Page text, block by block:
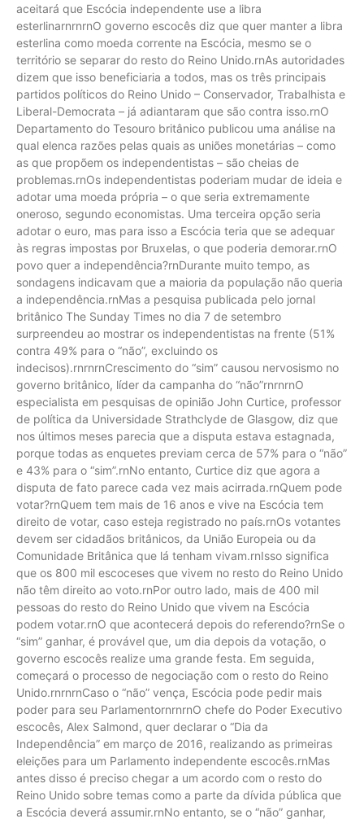
aceitará que Escócia independente use a libra
esterlinarnrnrnO governo escocês diz que quer manter a libra
esterlina como moeda corrente na Escócia, mesmo se o
território se separar do resto do Reino Unido.rnAs autoridades
dizem que isso beneficiaria a todos, mas os três principais
partidos políticos do Reino Unido – Conservador, Trabalhista e
Liberal-Democrata – já adiantaram que são contra isso.rnO
Departamento do Tesouro britânico publicou uma análise na
qual elenca razões pelas quais as uniões monetárias – como
as que propõem os independentistas – são cheias de
problemas.rnOs independentistas poderiam mudar de ideia e
adotar uma moeda própria – o que seria extremamente
oneroso, segundo economistas. Uma terceira opção seria
adotar o euro, mas para isso a Escócia teria que se adequar
às regras impostas por Bruxelas, o que poderia demorar.rnO
povo quer a independência?rnDurante muito tempo, as
sondagens indicavam que a maioria da população não queria
a independência.rnMas a pesquisa publicada pelo jornal
britânico The Sunday Times no dia 7 de setembro
surpreendeu ao mostrar os independentistas na frente (51%
contra 49% para o “não”, excluindo os
indecisos).rnrnrnCrescimento do “sim” causou nervosismo no
governo britânico, líder da campanha do “não”rnrnrnO
especialista em pesquisas de opinião John Curtice, professor
de política da Universidade Strathclyde de Glasgow, diz que
nos últimos meses parecia que a disputa estava estagnada,
porque todas as enquetes previam cerca de 57% para o “não”
e 43% para o “sim”.rnNo entanto, Curtice diz que agora a
disputa de fato parece cada vez mais acirrada.rnQuem pode
votar?rnQuem tem mais de 16 anos e vive na Escócia tem
direito de votar, caso esteja registrado no país.rnOs votantes
devem ser cidadãos britânicos, da União Europeia ou da
Comunidade Britânica que lá tenham vivam.rnIsso significa
que os 800 mil escoceses que vivem no resto do Reino Unido
não têm direito ao voto.rnPor outro lado, mais de 400 mil
pessoas do resto do Reino Unido que vivem na Escócia
podem votar.rnO que acontecerá depois do referendo?rnSe o
“sim” ganhar, é provável que, um dia depois da votação, o
governo escocês realize uma grande festa. Em seguida,
começará o processo de negociação com o resto do Reino
Unido.rnrnrnCaso o “não” vença, Escócia pode pedir mais
poder para seu ParlamentornrnrnO chefe do Poder Executivo
escocês, Alex Salmond, quer declarar o “Dia da
Independência” em março de 2016, realizando as primeiras
eleições para um Parlamento independente escocês.rnMas
antes disso é preciso chegar a um acordo com o resto do
Reino Unido sobre temas como a parte da dívida pública que
a Escócia deverá assumir.rnNo entanto, se o “não” ganhar,